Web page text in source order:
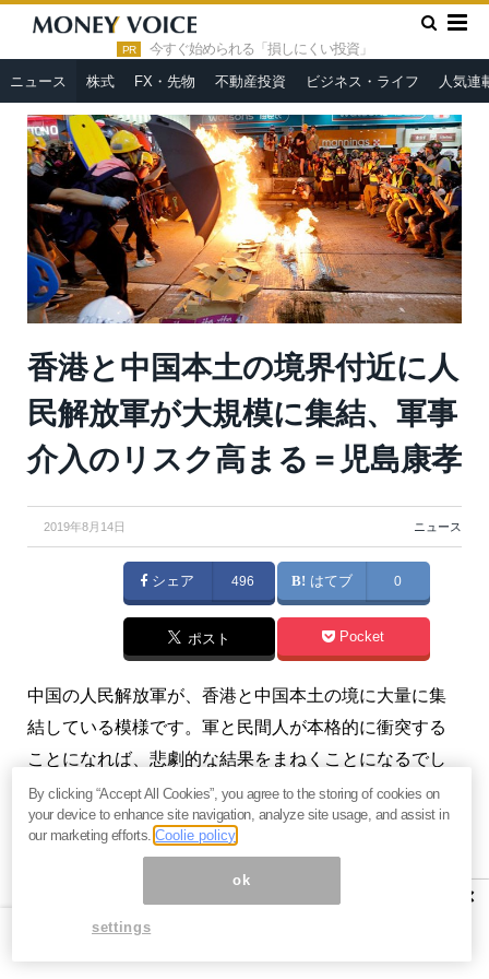
PR 今すぐ始められる「損しにくい投資」
ニュース 株式 FX・先物 不動産投資 ビジネス・ライフ 人気連
HOME » ニュース »
香港と中国本土の境界付近に人民解放軍が
大規模に集結、軍事介入のリスク高まる＝児島康孝
香港と中国本土の境界付近に人
民解放軍が大規模に集結、軍事
介入のリスク高まる＝児島康孝
2019年8月14日 ニュース
シェア 496 はてブ 0
ポスト Pocket
中国の人民解放軍が、香港と中国本土の境に大量に集
結している模様です。軍と民間人が本格的に衝突する
ことになれば、悲劇的な結果をまねくことになるでし
ょう。（『「ニューヨーク1本勝負、きょうのニュース
はコレ！」連動メルマガ』児島康孝）
「ニューヨーク1本勝負、きょうのニュ
ースはコレ！」連動メルマガ』好評配信中。ご興味を
お持ちの方はぜひこの機会にバックナンバー含め
分すべて無料のお試し購読をどうぞ。
×
By clicking “Accept All Cookies”, you agree to the storing of cookies on
your device to enhance site navigation, analyze site usage, and assist in
our marketing efforts.Coolie policy
ok
settings